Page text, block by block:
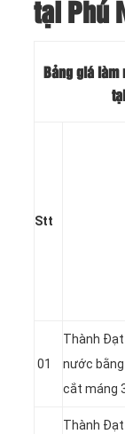
tại Phú
Bảng giá làm
Stt
01
Thành
nước
cắt máng
Thành